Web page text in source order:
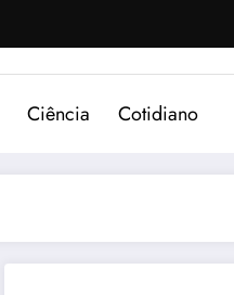
Ciência Cotidiano